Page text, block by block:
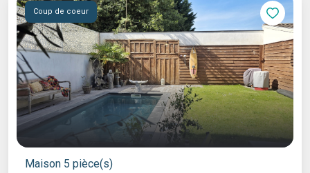
Coup de coeur
Maison 5 pièce(s)